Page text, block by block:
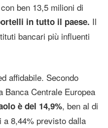
ben 13,5 milioni di
in tutto il paese. Il
bancari più influenti
affidabile. Secondo
Banca Centrale Europea
è del 14,9%, ben al di
8,44% previsto dalla